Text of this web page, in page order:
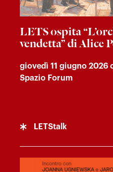
LETS ospita
vendetta” di Alice
giovedì 11 giugno 2026
Spazio Forum
LETStalk